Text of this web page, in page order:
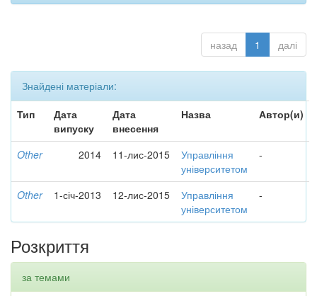
назад 1 далі
Знайдені матеріали:
Тип
Дата
випуску
Дата
внесення
Назва Автор(и)
Other 2014 11-лис-2015
Управління
університетом
-
Other 1-січ-2013 12-лис-2015
Управління
університетом
-
Розкриття
за темами